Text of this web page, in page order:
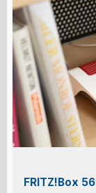
FRITZ!Box